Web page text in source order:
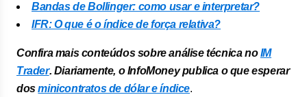
Bandas de Bollinger: como usar e interpretar?
IFR: O que é o índice de força relativa?
Confira mais conteúdos sobre análise técnica noIM
Trader. Diariamente, o InfoMoney publica o que esperar
dosminicontratos de dólar e índice.